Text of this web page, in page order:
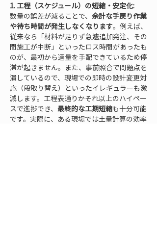
1. 工程（スケジュール）の短縮・安定化:
数量の誤差が減ることで、 余計な手戻り作業
や待ち時間が発生しなくなります。例えば、
従来なら「材料が足りず急遽追加発注、その
間施工が中断」といったロス時間があったも
のが、最初から適量を手配できているため停
滞が起きません。また、事前照合で問題点を
潰しているので、現場での即時の設計変更対
応（段取り替え）といったイレギュラーも激
減します。工程表通りかそれ以上のハイペー
スで進捗でき、 最終的な工期短縮も十分可能
です。実際に、ある現場では土量計算の効率